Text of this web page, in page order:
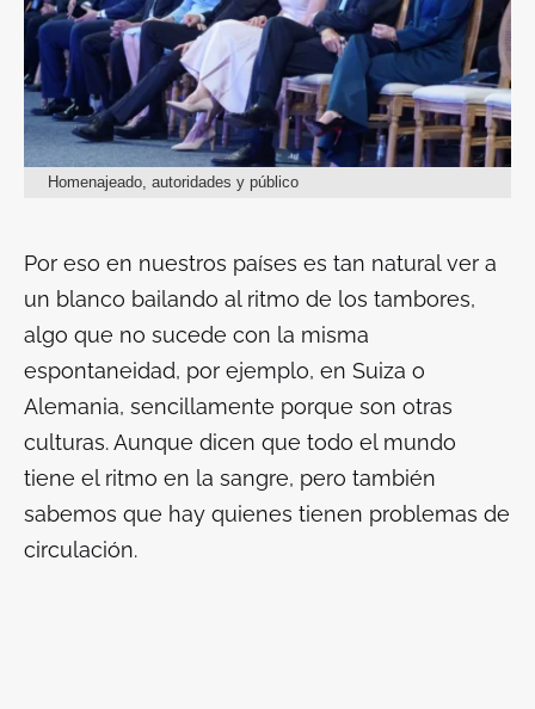
Homenajeado, autoridades y público
Por eso en nuestros países es tan natural ver a
un blanco bailando al ritmo de los tambores,
algo que no sucede con la misma
espontaneidad, por ejemplo, en Suiza o
Alemania, sencillamente porque son otras
culturas. Aunque dicen que todo el mundo
tiene el ritmo en la sangre, pero también
sabemos que hay quienes tienen problemas de
circulación.